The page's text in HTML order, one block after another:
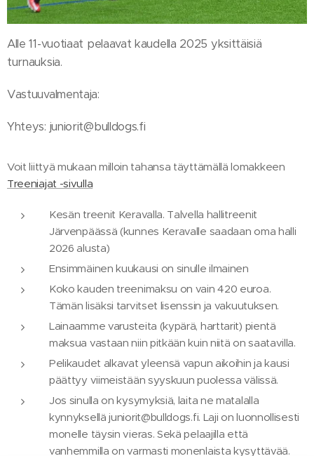
Alle 11-vuotiaat pelaavat kaudella 2025 yksittäisiä
turnauksia.
Vastuuvalmentaja:
Yhteys: juniorit@bulldogs.fi
Voit liittyä mukaan milloin tahansa täyttämällä lomakkeen
Treeniajat -sivulla
Kesän treenit Keravalla. Talvella hallitreenit
Järvenpäässä (kunnes Keravalle saadaan oma halli
2026 alusta)
Ensimmäinen kuukausi on sinulle ilmainen
Koko kauden treenimaksu on vain 420 euroa.
Tämän lisäksi tarvitset lisenssin ja vakuutuksen.
Lainaamme varusteita (kypärä, harttarit) pientä
maksua vastaan niin pitkään kuin niitä on saatavilla.
Pelikaudet alkavat yleensä vapun aikoihin ja kausi
päättyy viimeistään syyskuun puolessa välissä.
Jos sinulla on kysymyksiä, laita ne matalalla
kynnyksellä juniorit@bulldogs.fi. Laji on luonnollisesti
monelle täysin vieras. Sekä pelaajilla että
vanhemmilla on varmasti monenlaista kysyttävää.